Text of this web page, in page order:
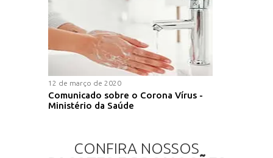
12 de março de 2020
Comunicado sobre o Corona Vírus -
Ministério da Saúde
CONFIRA NOSSOS